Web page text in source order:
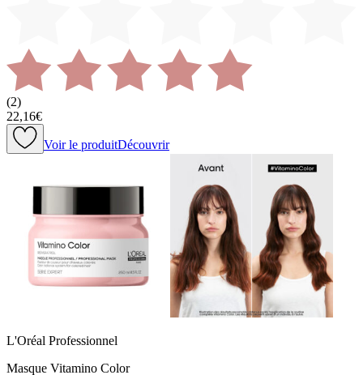
(2)
22,16€
Voir le produitDécouvrir
L'Oréal Professionnel
Masque Vitamino Color